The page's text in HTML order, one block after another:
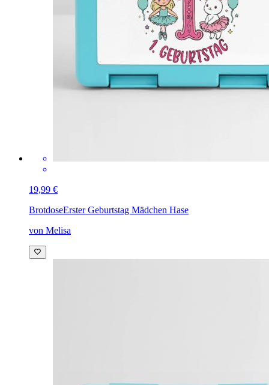
19,99 €
BrotdoseErster Geburtstag Mädchen Hase
von Melisa